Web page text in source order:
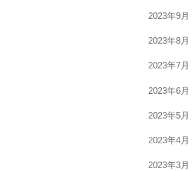
2023年9月
2023年8月
2023年7月
2023年6月
2023年5月
2023年4月
2023年3月